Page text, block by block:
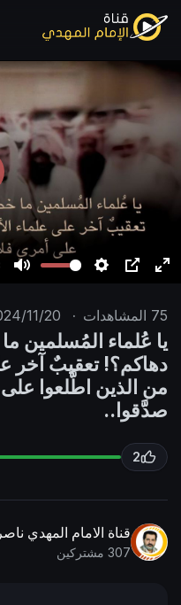
u
e
t
t
n
s
P
n
e
l
s
r
75 المشاهدات ·
11/20
يا عُلماء المُسلمين
دهاكم؟! تعقيبٌ آخر
من الذين اطَّلعوا على
صدَّقوا..
2
قناة الامام المهدي
307 مشتركين